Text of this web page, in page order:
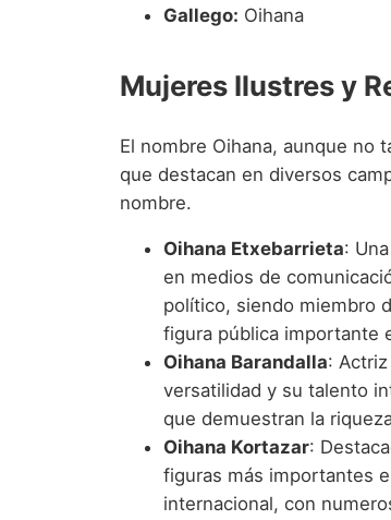
Gallego: Oihana
Mujeres Ilustres y
El nombre Oihana, aunque no
que destacan en diversos
nombre.
Oihana Etxebarrieta:
en medios de
político, siendo miembro
figura pública importante
Oihana Barandalla:
versatilidad y su talento
que demuestran la
Oihana Kortazar:
figuras más importantes
internacional, con